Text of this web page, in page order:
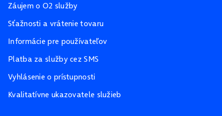
Záujem o O2 služby
Sťažnosti a vrátenie tovaru
Informácie pre používateľov
Platba za služby cez SMS
Vyhlásenie o prístupnosti
Kvalitatívne ukazovatele služieb